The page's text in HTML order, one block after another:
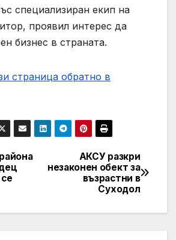
специализиран екип на
проявил интерес да
бизнес в страната.
страница обратно в
АКСУ разкри
незаконен обект за
възрастни в
Суходол